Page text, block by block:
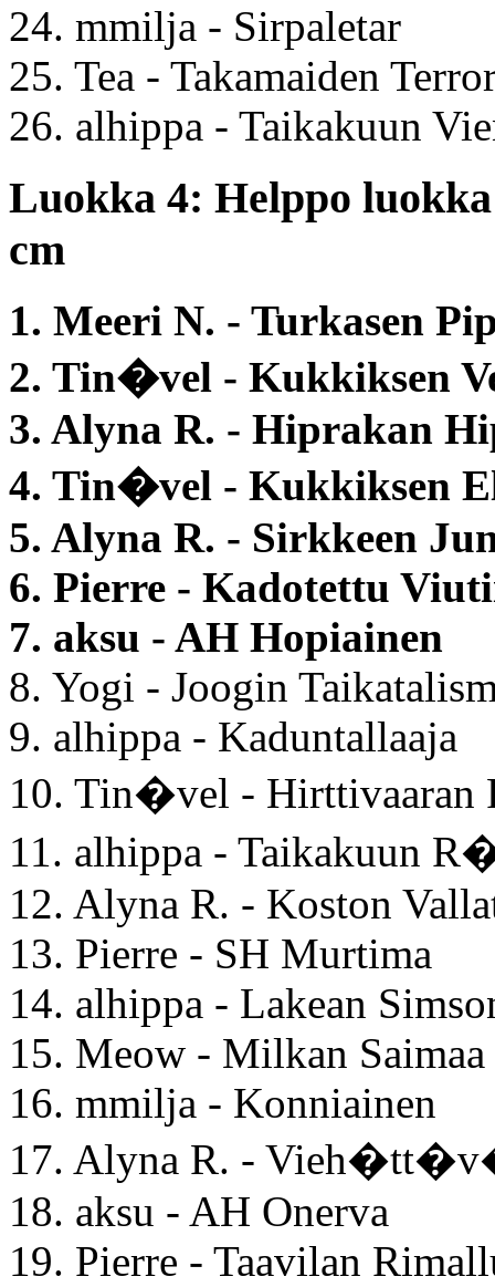
24. mmilja - Sirpaletar
25. Tea - Takamaiden
26. alhippa - Taikakuun
Luokka 4: Helppo
cm
1. Meeri N. - Turkasen
2. Tin�vel - Kukkiksen
3. Alyna R. - Hiprakan
4. Tin�vel - Kukkiksen
5. Alyna R. - Sirkkeen
6. Pierre - Kadotettu
7. aksu - AH Hopiainen
8. Yogi - Joogin
9. alhippa - Kaduntallaaja
10. Tin�vel -
11. alhippa - Taikakuun
12. Alyna R. - Koston
13. Pierre - SH Murtima
14. alhippa - Lakean
15. Meow - Milkan Saimaa
16. mmilja - Konniainen
17. Alyna R. -
18. aksu - AH Onerva
19. Pierre - Taavilan